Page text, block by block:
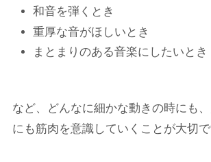
和音を弾くとき
重厚な音がほしいとき
まとまりのある音楽にしたいとき
など、どんなに細かな動きの時にも
にも筋肉を意識していくことが大切で